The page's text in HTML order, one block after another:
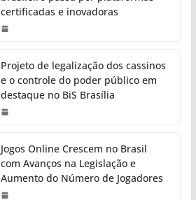
certificadas e inovadoras
Projeto de legalização dos cassinos
e o controle do poder público em
destaque no BiS Brasília
Jogos Online Crescem no Brasil
com Avanços na Legislação e
Aumento do Número de Jogadores